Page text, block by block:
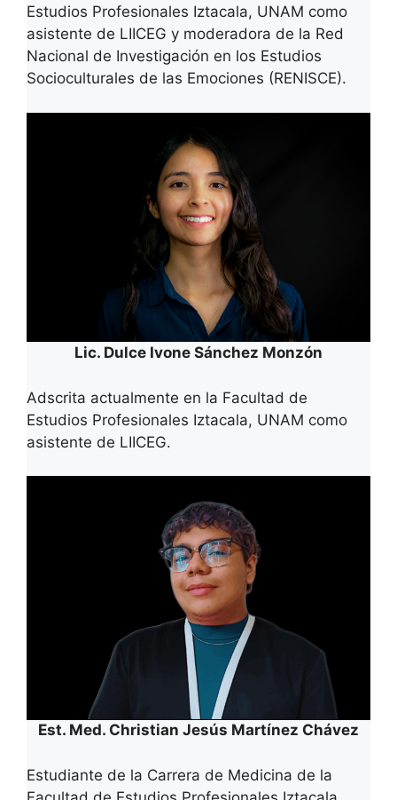
Estudios Profesionales Iztacala, UNAM como
asistente de LIICEG y moderadora de la Red
Nacional de Investigación en los Estudios
Socioculturales de las Emociones (RENISCE).
Lic. Dulce Ivone Sánchez Monzón
Adscrita actualmente en la Facultad de
Estudios Profesionales Iztacala, UNAM como
asistente de LIICEG.
Est. Med. Christian Jesús Martínez Chávez
Estudiante de la Carrera de Medicina de la